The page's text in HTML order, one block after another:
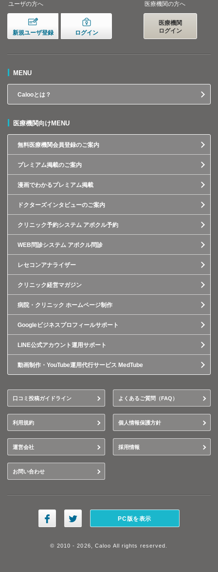
ユーザの方へ
新規ユーザ登録 ログイン
医療機関の方へ
医療機関
ログイン
MENU
Calooとは？
医療機関向けMENU
無料医療機関会員登録のご案内
プレミアム掲載のご案内
漫画でわかるプレミアム掲載
ドクターズインタビューのご案内
クリニック予約システム アポクル予約
WEB問診システム アポクル問診
レセコンアナライザー
クリニック経営マガジン
病院・クリニック ホームページ制作
Googleビジネスプロフィールサポート
LINE公式アカウント運用サポート
動画制作・YouTube運用代行サービス MedTube
口コミ投稿ガイドライン よくあるご質問（FAQ）
利用規約 個人情報保護方針
運営会社 採用情報
お問い合わせ
PC版を表示
© 2010 - 2026, Caloo All rights reserved.